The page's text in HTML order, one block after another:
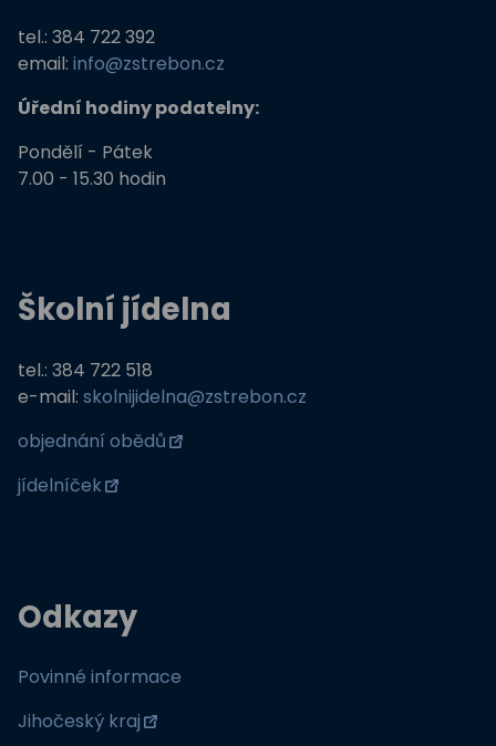
tel.: 384 722 392
email: info@zstrebon.cz
Úřední hodiny podatelny:
Pondělí - Pátek
7.00 - 15.30 hodin
Školní jídelna
tel.: 384 722 518
e-mail: skolnijidelna@zstrebon.cz
objednání obědů
jídelníček
Odkazy
Povinné informace
Jihočeský kraj